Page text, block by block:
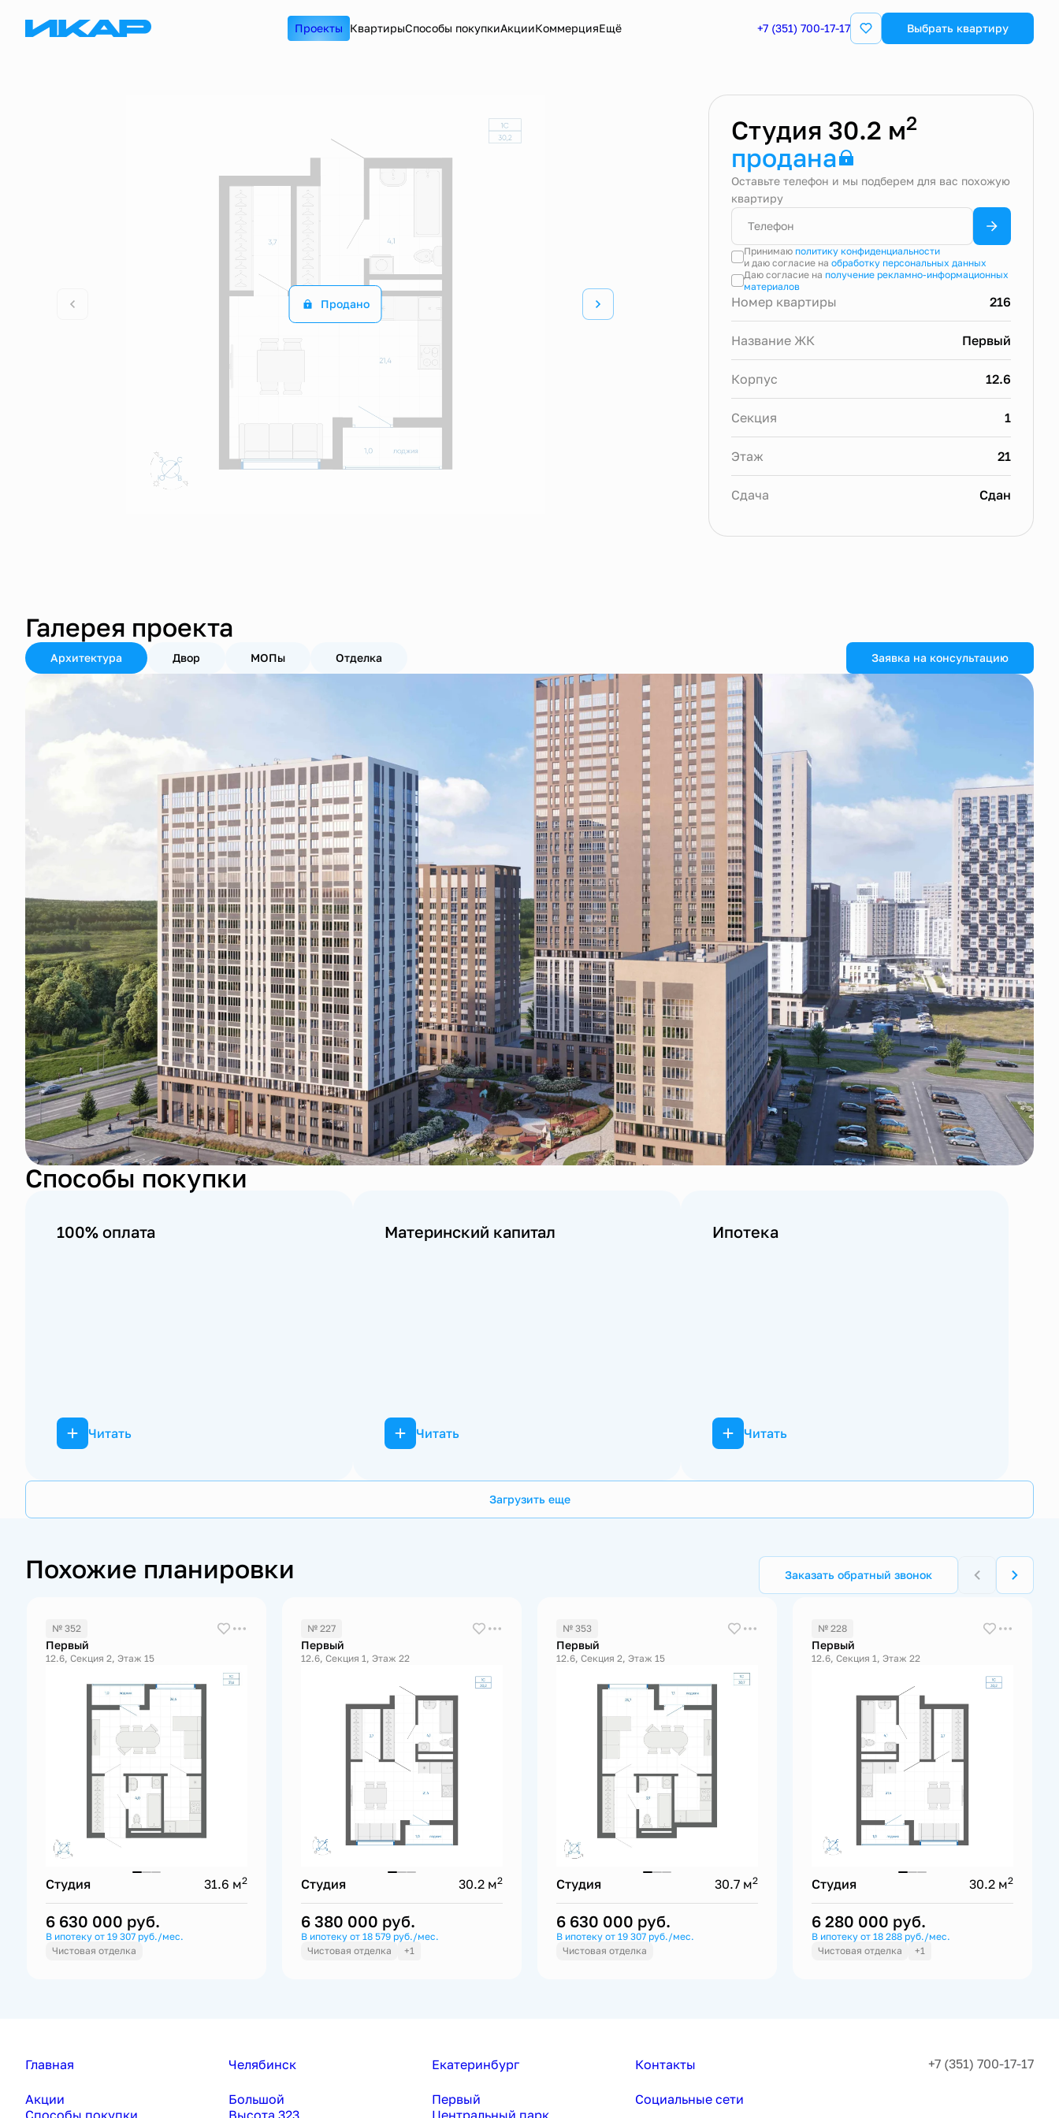
Проекты КвартирыСпособы покупкиАкцииКоммерцияЕщё +7 (351) 700-17-17 Выбрать квартиру
Студия30.2 м2
Продано
Студия 30.2 м2
продана
Оставьте телефон и мы подберем для вас похожую
квартиру
Принимаю политику конфиденциальности
и даю согласие на обработку персональных данных
Даю согласие на получение рекламно-информационных
материалов
Номер квартиры 216
Название ЖК Первый
Корпус 12.6
Секция 1
Этаж 21
Сдача Сдан
Галерея проекта
Архитектура Двор МОПы Отделка Заявка на консультацию
Способы покупки
100% оплата
Читать
Материнский капитал
Читать
Ипотека
Читать
Загрузить еще
Похожие планировки Заказать обратный звонок
№ 352
Первый
12.6, Секция 2, Этаж 15
Студия 31.6 м2
6 630 000 руб.
В ипотеку от 19 307 руб./мес.
Чистовая отделка
№ 227
Первый
12.6, Секция 1, Этаж 22
Студия 30.2 м2
6 380 000 руб.
В ипотеку от 18 579 руб./мес.
Чистовая отделка
+1
№ 353
Первый
12.6, Секция 2, Этаж 15
Студия 30.7 м2
6 630 000 руб.
В ипотеку от 19 307 руб./мес.
Чистовая отделка
№ 228
Первый
12.6, Секция 1, Этаж 22
Студия 30.2 м2
6 280 000 руб.
В ипотеку от 18 288 руб./мес.
Чистовая отделка
+1
Главная
Акции
Способы покупки
Челябинск
Большой
Высота 323
Екатеринбург
Первый
Центральный парк
Контакты
Социальные сети
+7 (351) 700-17-17